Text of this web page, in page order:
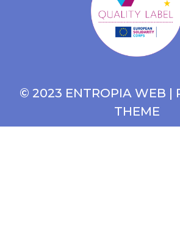
© 2023 ENTROPIA WEB |
THEME